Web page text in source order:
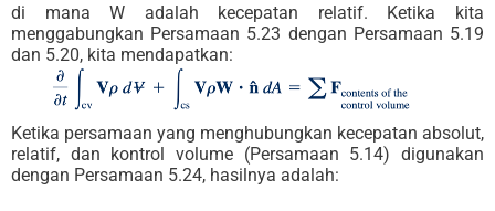
di mana W adalah kecepatan relatif. Ketika kita
menggabungkan Persamaan 5.23 dengan Persamaan 5.19
dan 5.20, kita mendapatkan:
Ketika persamaan yang menghubungkan kecepatan absolut,
relatif, dan kontrol volume (Persamaan 5.14) digunakan
dengan Persamaan 5.24, hasilnya adalah: